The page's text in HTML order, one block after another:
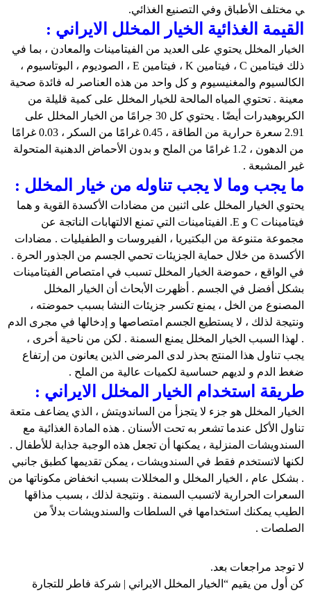
ي مختلف الأطباق وفي التصنيع الغذائي.
القيمة الغذائیة الخيار المخلل الايراني :
الخیار المخلل یحتوي علی العديد من الفيتامينات والمعادن ، بما في
ذلك فيتامين C ، فيتامين K ، فيتامين E ، الصوديوم ، البوتاسيوم ،
الكالسيوم والمغنيسيوم و كل واحد من هذه العناصر له فائدة صحية
معینة . تحتوي المياه المالحة للخيار المخلل على كمية قلیلة من
الكربوهيدرات أيضًا . يحتوي كل 30 جرامًا من الخیار المخلل على
2.91 سعرة حرارية من الطاقة ، 0.45 غرامًا من السكر ، 0.03 غرامًا
من الدهون ، 1.2 غرامًا من الملح و بدون الأحماض الدهنية المتحولة
غير المشبعة .
ما يجب وما لا يجب تناوله من خيار المخلل :
يحتوي الخيار المخلل على اثنين من مضادات الأكسدة القوية و هما
فيتامينات C و E. الفيتامينات التي تمنع الالتهابات الناتجة عن
مجموعة متنوعة من البكتيريا ، الفيروسات و الطفيليات . مضادات
الأكسدة من خلال حماية الجزيئات تحمي الجسم من الجذور الحرة .
في الواقع ، حموضة الخیار المخلل تسبب في امتصاص الفيتامينات
بشكل أفضل في الجسم . أظهرت الأبحاث أن الخیار المخلل
المصنوع من الخل ، يمنع تكسر جزيئات النشا بسبب حموضته ،
ونتيجة لذلك ، لا يستطيع الجسم امتصاصها و إدخالها في مجرى الدم
. لهذا السبب الخیار المخلل یمنع السمنة . لكن من ناحية أخرى ،
يجب تناول هذا المنتج بحذر لدى المرضى الذين يعانون من إرتفاع
ضغط الدم و لدیهم حساسية لكميات عالية من الملح .
طریقة استخدام الخيار المخلل الايراني :
الخيار المخلل هو جزء لا يتجزأ من الساندويتش ، الذي يضاعف متعة
تناول الأكل عندما تشعر به تحت الأسنان . هذه المادة الغذائیة مع
السندويشات المنزلیة ، يمكنها أن تجعل هذه الوجبة جذابة للأطفال .
لكنها لاتستخدم فقط في السندويشات ، یمکن تقدیمها كطبق جانبي
. بشكل عام ، الخيار المخلل و المخللات بسبب انخفاض مکوناتها من
السعرات الحرارية لاتسبب السمنة . ونتيجة لذلك ، بسبب مذاقها
الطیب يمكنك استخدامها في السلطات والسندويشات بدلاً من
الصلصات .
لا توجد مراجعات بعد.
كن أول من يقيم “الخيار المخلل الايراني | شركة فاطر للتجارة